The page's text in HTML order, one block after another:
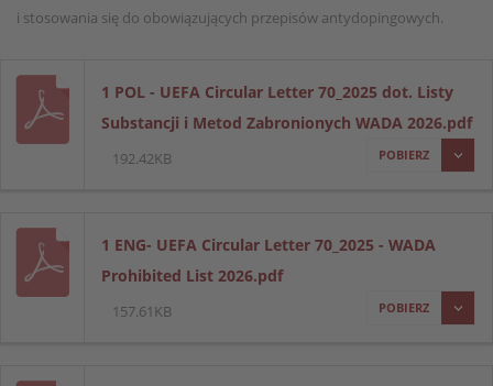
i stosowania się do obowiązujących przepisów antydopingowych.
POBIERZ
1 POL - UEFA Circular Letter 70_2025 dot. Listy
Substancji i Metod Zabronionych WADA 2026.pdf
192.42KB
POBIERZ
1 ENG- UEFA Circular Letter 70_2025 - WADA
Prohibited List 2026.pdf
157.61KB